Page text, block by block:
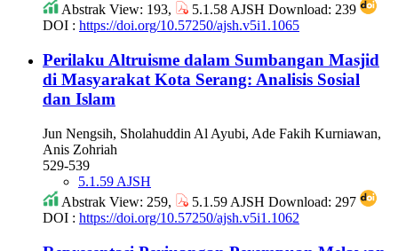
Abstrak View: 193,
5.1.58 AJSH Download: 239
DOI : https://doi.org/10.57250/ajsh.v5i1.1065
Perilaku Altruisme dalam Sumbangan Masjid
di Masyarakat Kota Serang: Analisis Sosial
dan Islam
Jun Nengsih, Sholahuddin Al Ayubi, Ade Fakih Kurniawan,
Anis Zohriah
529-539
5.1.59 AJSH
Abstrak View: 259,
5.1.59 AJSH Download: 297
DOI : https://doi.org/10.57250/ajsh.v5i1.1062